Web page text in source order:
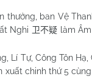
ban Vệ
Nghi 卫不疑 làm
Tự, Công Tôn Hạ,
xuất chinh thứ 5